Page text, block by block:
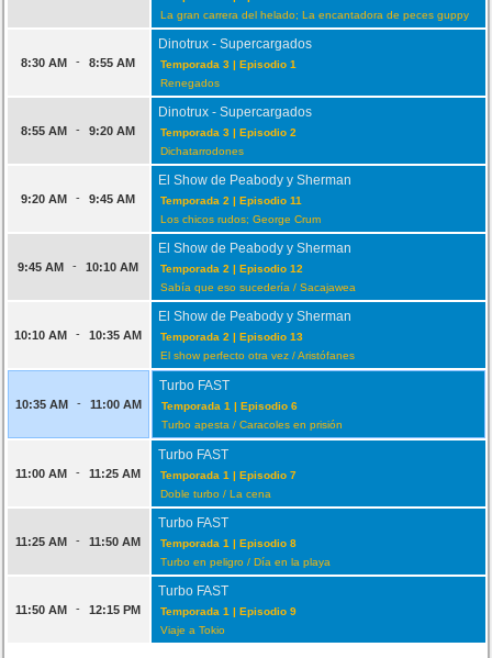
La gran carrera del helado; La encantadora de peces guppy
8:30 AM - 8:55 AM
Dinotrux - Supercargados
Temporada 3 | Episodio 1
Renegados
8:55 AM - 9:20 AM
Dinotrux - Supercargados
Temporada 3 | Episodio 2
Dichatarrodones
9:20 AM - 9:45 AM
El Show de Peabody y Sherman
Temporada 2 | Episodio 11
Los chicos rudos; George Crum
9:45 AM - 10:10 AM
El Show de Peabody y Sherman
Temporada 2 | Episodio 12
Sabía que eso sucedería / Sacajawea
10:10 AM - 10:35 AM
El Show de Peabody y Sherman
Temporada 2 | Episodio 13
El show perfecto otra vez / Aristófanes
10:35 AM - 11:00 AM
Turbo FAST
Temporada 1 | Episodio 6
Turbo apesta / Caracoles en prisión
11:00 AM - 11:25 AM
Turbo FAST
Temporada 1 | Episodio 7
Doble turbo / La cena
11:25 AM - 11:50 AM
Turbo FAST
Temporada 1 | Episodio 8
Turbo en peligro / Día en la playa
11:50 AM - 12:15 PM
Turbo FAST
Temporada 1 | Episodio 9
Viaje a Tokio